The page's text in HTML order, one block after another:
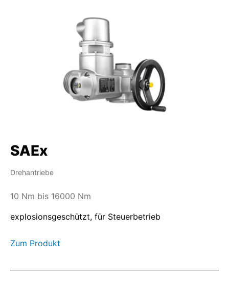
SAEx
Drehantriebe
10 Nm bis 16000 Nm
explosionsgeschützt, für Steuerbetrieb
Zum Produkt